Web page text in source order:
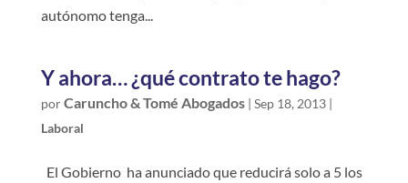
autónomo tenga...
Y ahora… ¿qué contrato te hago?
porCaruncho & Tomé Abogados| Sep 18, 2013|
Laboral
El Gobierno ha anunciado que reducirá solo a 5 los